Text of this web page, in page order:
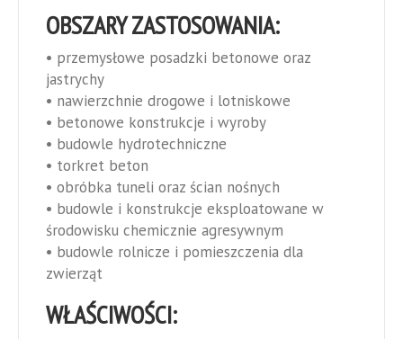
OBSZARY ZASTOSOWANIA:
• przemysłowe posadzki betonowe oraz
jastrychy
• nawierzchnie drogowe i lotniskowe
• betonowe konstrukcje i wyroby
• budowle hydrotechniczne
• torkret beton
• obróbka tuneli oraz ścian nośnych
• budowle i konstrukcje eksploatowane w
środowisku chemicznie agresywnym
• budowle rolnicze i pomieszczenia dla
zwierząt
WŁAŚCIWOŚCI: